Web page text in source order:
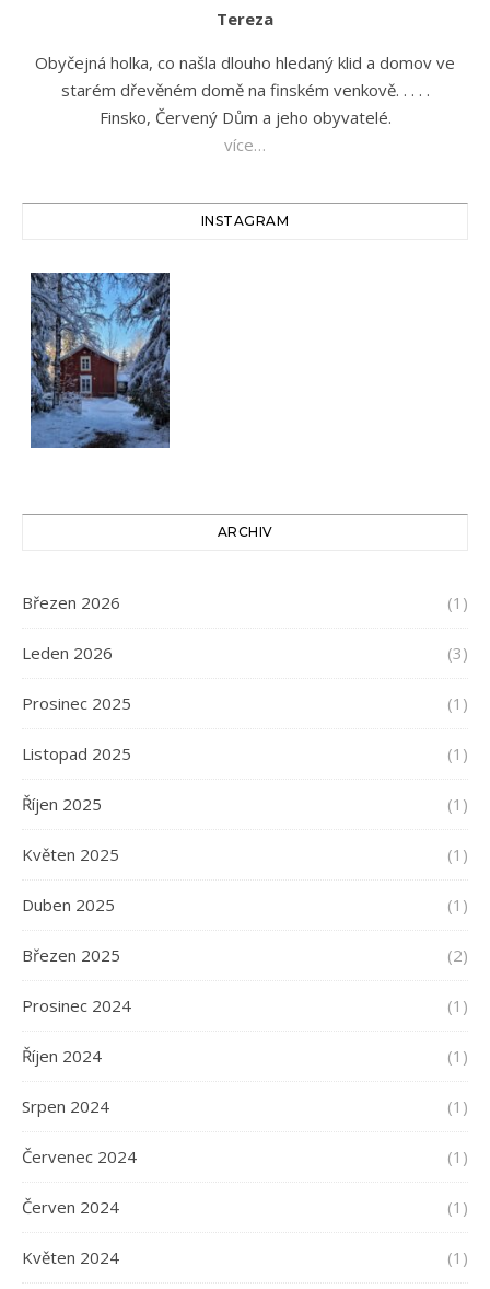
Tereza
Obyčejná holka, co našla dlouho hledaný klid a domov ve
starém dřevěném domě na finském venkově. . . . .
Finsko, Červený Dům a jeho obyvatelé.
více…
INSTAGRAM
ARCHIV
Březen 2026 (1)
Leden 2026 (3)
Prosinec 2025 (1)
Listopad 2025 (1)
Říjen 2025 (1)
Květen 2025 (1)
Duben 2025 (1)
Březen 2025 (2)
Prosinec 2024 (1)
Říjen 2024 (1)
Srpen 2024 (1)
Červenec 2024 (1)
Červen 2024 (1)
Květen 2024 (1)